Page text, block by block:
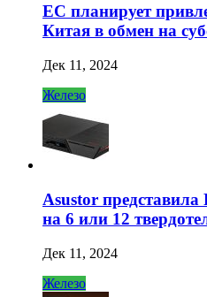
ЕС планирует
Китая в обмен на
Дек 11, 2024
Железо
Asustor
на 6 или 12
Дек 11, 2024
Железо